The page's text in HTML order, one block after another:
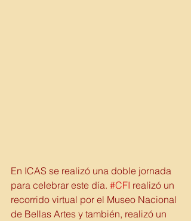
En ICAS se realizó una doble jornada
para celebrar este día. #CFI realizó un
recorrido virtual por el Museo Nacional
de Bellas Artes y también, realizó un